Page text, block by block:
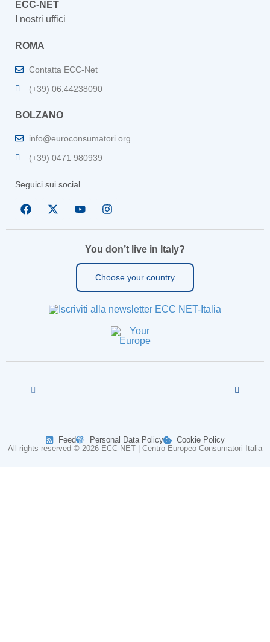
ECC-NET
I nostri uffici
ROMA
Contatta ECC-Net
(+39) 06.44238090
BOLZANO
info@euroconsumatori.org
(+39) 0471 980939
Seguici sui social…
You don’t live in Italy?
Choose your country
All rights reserved © 2026 ECC-NET | Centro Europeo Consumatori Italia
Feed Personal Data Policy Cookie Policy